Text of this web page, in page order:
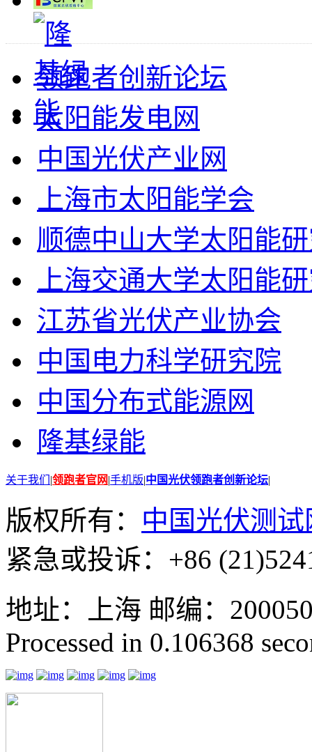
领跑者创新论坛
太阳能发电网
中国光伏产业网
上海市太阳能学会
顺德中山大学太阳能
上海交通大学太阳能
江苏省光伏产业协会
中国电力科学研究院
中国分布式能源网
隆基绿能
关于我们 |领跑者官网|手机版|中国光伏领跑者创新论坛|
版权所有： 中国光伏测试
紧急或投诉：+86
地址：上海 邮编：
Processed in 0.106368